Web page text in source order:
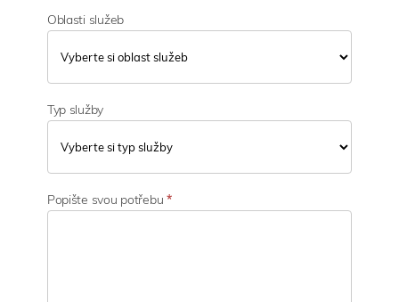
Oblasti služeb
Typ služby
Popište svou potřebu*